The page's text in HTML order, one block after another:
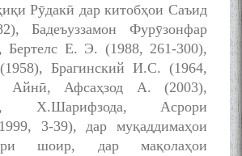
Рӯдакӣ дар китобҳои Саъид
Бадеъуззамон Фурӯзонфар
Бертелс Е. Э. (1988, 261-300),
Брагинский И.С. (1964,
Айнӣ, Афсаҳзод А. (2003),
Х.Шарифзода, Асрори
3-39), дар муқаддимаҳои
шоир, дар мақолаҳои